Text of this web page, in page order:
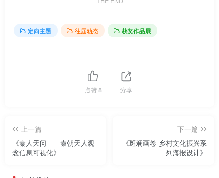
定向主题 往届动态 获奖作品展
点赞8 分享
上一篇
《秦人天问——秦朝天人观
念信息可视化》
下一篇
《斑斓画卷-乡村文化振兴系
列海报设计》